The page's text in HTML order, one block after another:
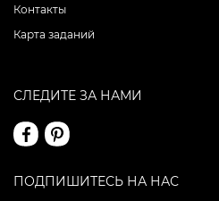
Контакты
Карта заданий
СЛЕДИТЕ ЗА НАМИ
ПОДПИШИТЕСЬ НА НАС